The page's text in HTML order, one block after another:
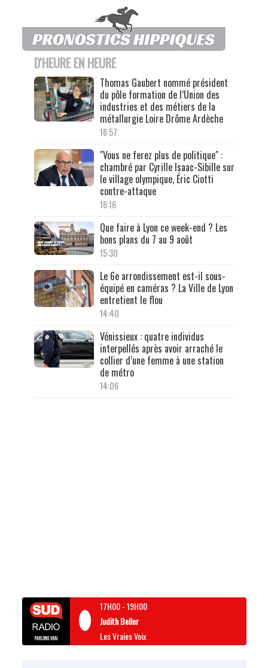
D'HEURE EN HEURE
Thomas Gaubert nommé président
du pôle formation de l’Union des
industries et des métiers de la
métallurgie Loire Drôme Ardèche
16:57
"Vous ne ferez plus de politique" :
chambré par Cyrille Isaac-Sibille sur
le village olympique, Éric Ciotti
contre-attaque
16:16
Que faire à Lyon ce week-end ? Les
bons plans du 7 au 9 août
15:30
Le 6e arrondissement est-il sous-
équipé en caméras ? La Ville de Lyon
entretient le flou
14:40
Vénissieux : quatre individus
interpellés après avoir arraché le
collier d’une femme à une station
de métro
14:06
17H00-19H00
Judith Beller
Les Vraies Voix